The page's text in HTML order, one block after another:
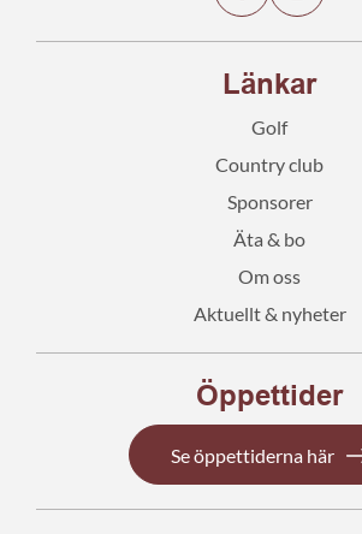
Länkar
Golf
Country club
Sponsorer
Äta & bo
Om oss
Aktuellt & nyheter
Öppettider
Se öppettiderna här